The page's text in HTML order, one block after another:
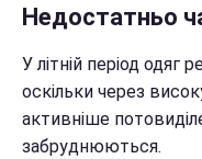
Недостатньо
У літній період одяг
оскільки через
активніше
забруднюються.